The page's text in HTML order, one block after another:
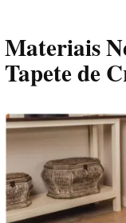
Materiais
Tapete de